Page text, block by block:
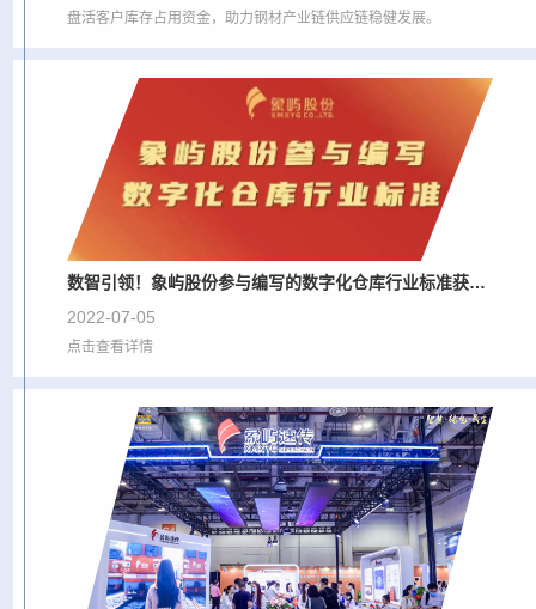
盘活客户库存占用资金，助力钢材产业链供应链稳健发展。
数智引领！象屿股份参与编写的数字化仓库行业标准获国家发改委批准发布
2022-07-05
点击查看详情